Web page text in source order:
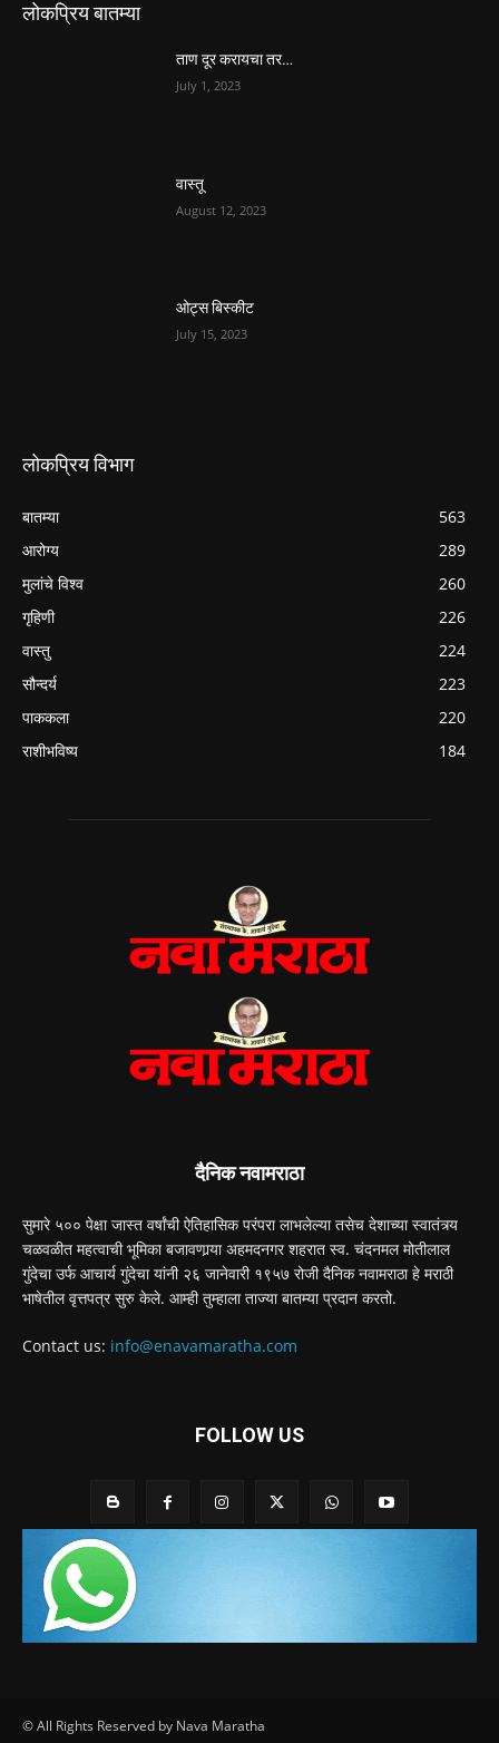
लोकप्रिय बातम्या
ताण दूर करायचा तर…
July 1, 2023
वास्तू
August 12, 2023
ओट्स बिस्कीट
July 15, 2023
लोकप्रिय विभाग
बातम्या
563
आरोग्य
289
मुलांचे विश्व
260
गृहिणी
226
वास्तु
224
सौन्दर्य
223
पाककला
220
राशीभविष्य
184
दैनिक नवामराठा
सुमारे ५०० पेक्षा जास्त वर्षांची ऐतिहासिक परंपरा लाभलेल्या तसेच देशाच्या स्वातंत्र्य
चळवळीत महत्वाची भूमिका बजावणार्‍या अहमदनगर शहरात स्व. चंदनमल मोतीलाल
गुंदेचा उर्फ आचार्य गुंदेचा यांनी २६ जानेवारी १९५७ रोजी दैनिक नवामराठा हे मराठी
भाषेतील वृत्तपत्र सुरु केले. आम्ही तुम्हाला ताज्या बातम्या प्रदान करतो.
Contact us: info@enavamaratha.com
FOLLOW US
© All Rights Reserved by Nava Maratha